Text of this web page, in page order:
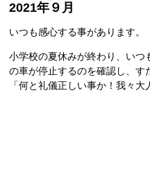
2021年９月
いつも感心する事があります。
小学校の夏休みが終わり、いつ
の車が停止するのを確認し、す
「何と礼儀正しい事か！我々